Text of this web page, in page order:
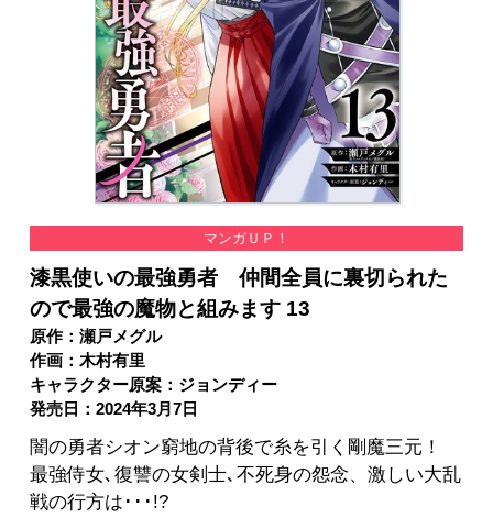
マンガＵＰ！
漆黒使いの最強勇者 仲間全員に裏切られた
ので最強の魔物と組みます 13
原作：瀬戸メグル
作画：木村有里
キャラクター原案：ジョンディー
発売日：2024年3月7日
闇の勇者シオン窮地の背後で糸を引く剛魔三元！
最強侍女､復讐の女剣士､不死身の怨念、激しい大乱
戦の行方は･･･!?